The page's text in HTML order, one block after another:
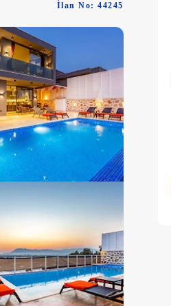
İlan No: 44245